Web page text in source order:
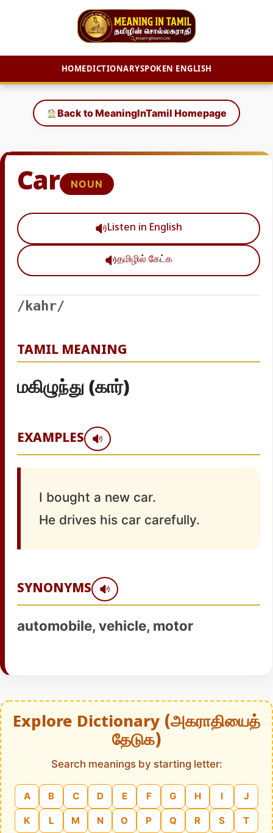
HOMEDICTIONARYSPOKEN ENGLISH
content
Back to MeaningInTamil Homepage
Car NOUN
Listen in English
தமிழில் கேட்க
/kahr/
TAMIL MEANING
மகிழுந்து (கார்)
EXAMPLES
I bought a new car.
He drives his car carefully.
SYNONYMS
automobile, vehicle, motor
Explore Dictionary (அகராதியைத்
தேடுக)
Search meanings by starting letter:
A B C D E F G H I J
K L M N O P Q R S T